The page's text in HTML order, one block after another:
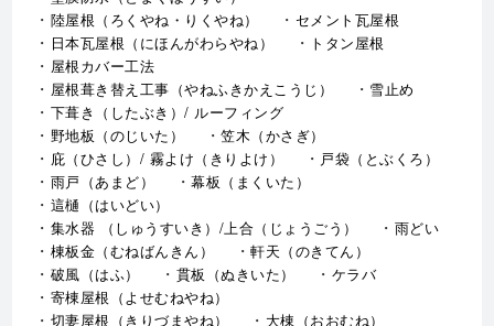
下葺き（したぶき）/ ルーフィング
野地板（のじいた）
笠木（かさぎ）
庇（ひさし）/ 霧よけ（きりよけ）
雨戸（あまど）
幕板（まくいた）
這樋（はいどい）
集水器 （しゅうすいき）/上合（じょうごう）
棟板金（むねばんきん）
軒天（のきてん）
破風（はふ）
貫板（ぬきいた）
ケラバ
寄棟屋根（よせむねやね）
切妻屋根（きりづまやね）
大棟（おおむね）
隅棟（すみむね）/ 下り棟（くだりむね）
鼻隠し
軒樋（のきどい）
竪樋（たてどい）
パラペット
FRP防水
アスファルトシングル
スレート
コロニアル